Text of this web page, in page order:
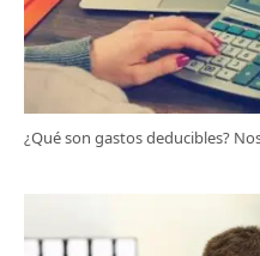
¿Qué son gastos deducibles?